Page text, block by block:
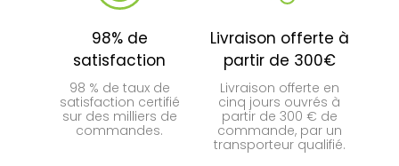
98% de
satisfaction
98 % de taux de
satisfaction certifié
sur des milliers de
commandes.
Livraison offerte à
partir de 300€
Livraison offerte en
cinq jours ouvrés à
partir de 300 € de
commande, par un
transporteur qualifié.